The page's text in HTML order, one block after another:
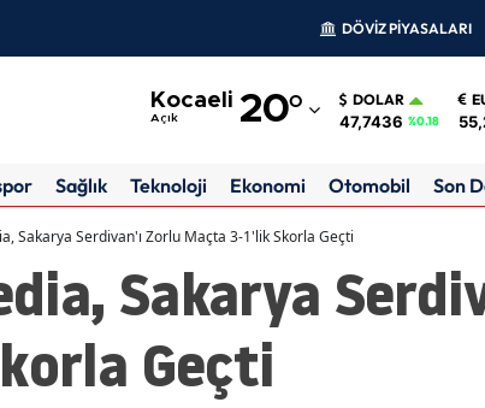
DÖVİZ PİYASALARI
Kocaeli
Açık 20°
Adıyaman
Amasya
Ankara
Antalya
DOLAR
47,7436 %0.18
Sağlık Teknoloji Ekonomi Otomobil Son
Sakarya Serdivan'ı Zorlu Maçta 3-1'lik Skorla Geçti
Sakarya
Geçti